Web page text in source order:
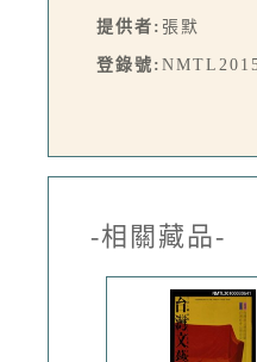
提供者: 張默
登錄號:
-相關藏品-